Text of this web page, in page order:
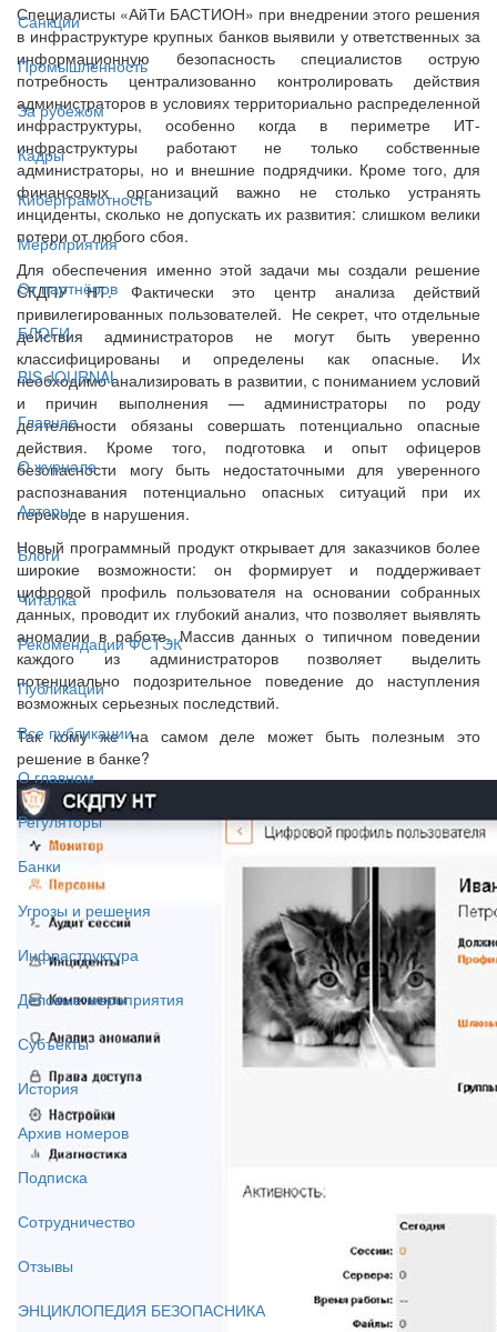
Санкции
Промышленность
За рубежом
Кадры
Киберграмотность
Мероприятия
От партнёров
БЛОГИ
BIS JOURNAL
Главная
О журнале
Авторы
Блоги
Читалка
Рекомендации ФСТЭК
Публикации
Все публикации
О главном
Регуляторы
Банки
Угрозы и решения
Инфраструктура
Деловые мероприятия
Субъекты
История
Архив номеров
Подписка
Сотрудничество
Отзывы
ЭНЦИКЛОПЕДИЯ БЕЗОПАСНИКА
Специалисты «АйТи БАСТИОН» при внедрении этого решения
в инфраструктуре крупных банков выявили у ответственных за
информационную безопасность специалистов острую
потребность централизованно контролировать действия
администраторов в условиях территориально распределенной
инфраструктуры, особенно когда в периметре ИТ-
инфраструктуры работают не только собственные
администраторы, но и внешние подрядчики. Кроме того, для
финансовых организаций важно не столько устранять
инциденты, сколько не допускать их развития: слишком велики
потери от любого сбоя.
Для обеспечения именно этой задачи мы создали решение
СКДПУ НТ. Фактически это центр анализа действий
привилегированных пользователей. Не секрет, что отдельные
действия администраторов не могут быть уверенно
классифицированы и определены как опасные. Их
необходимо анализировать в развитии, с пониманием условий
и причин выполнения — администраторы по роду
деятельности обязаны совершать потенциально опасные
действия. Кроме того, подготовка и опыт офицеров
безопасности могу быть недостаточными для уверенного
распознавания потенциально опасных ситуаций при их
переходе в нарушения.
Новый программный продукт открывает для заказчиков более
широкие возможности: он формирует и поддерживает
цифровой профиль пользователя на основании собранных
данных, проводит их глубокий анализ, что позволяет выявлять
аномалии в работе. Массив данных о типичном поведении
каждого из администраторов позволяет выделить
потенциально подозрительное поведение до наступления
возможных серьезных последствий.
Так кому же на самом деле может быть полезным это
решение в банке?